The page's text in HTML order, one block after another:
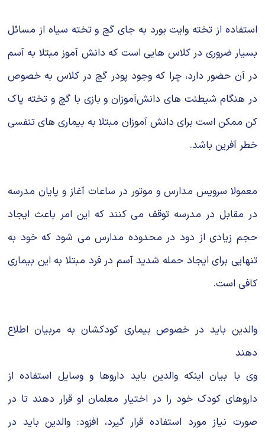
استفاده از تخته وایت بورد به جای گچ و تخته سیاه از مسائل
بسیار ضروری در کلاس هایی است که دانش آموز مبتلا به آسم
در آن حضور دارد، چرا که وجود پودر گچ در کلاس به خصوص
در هنگام شیطنت های دانش‌آموزان و بازی با گچ و تخته پاک
کن ممکن است برای دانش آموزان مبتلا به بیماری های تنفسی
خطر آفرین باشد.
معمولا سرویس مدارس و موتور در ساعات آغاز و پایان مدرسه
در مقابل در مدرسه توقف می کنند که این امر باعث ایجاد
حجم زیادی از دود در محدوده مدارس می شود که خود به
تنهایی برای ایجاد حمله شدید آسم در فرد مبتلا به این بیماری
کافی است.
والدین باید در خصوص بیماری کودکشان به مربیان اطلاع
دهند
وی با بیان اینکه والدین باید داروها و وسایل استفاده از
داروهای کودک خود را در اختیار معلمان او قرار دهند تا در
صورت نیاز مورد استفاده قرار گیرد، افزود: والدین باید در